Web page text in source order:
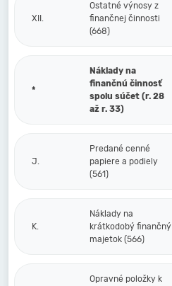
XII.
Ostatné výnosy z
finančnej činnosti
(668)
*
Náklady na
finančnú činnosť
spolu súčet (r. 28
až r. 33)
J.
Predané cenné
papiere a podiely
(561)
K.
Náklady na
krátkodobý finančný
majetok (566)
Opravné položky k